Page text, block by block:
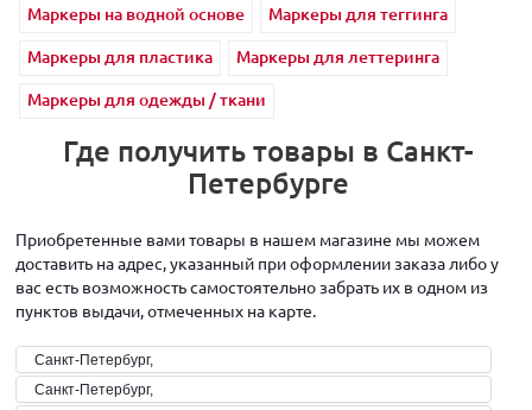
Маркеры на водной основе
Маркеры для теггинга
Маркеры для пластика
Маркеры для леттеринга
Маркеры для одежды / ткани
Где получить товары в Санкт-
Петербурге
Приобретенные вами товары в нашем магазине мы можем
доставить на адрес, указанный при оформлении заказа либо у
вас есть возможность самостоятельно забрать их в одном из
пунктов выдачи, отмеченных на карте.
Санкт-Петербург,
Санкт-Петербург,